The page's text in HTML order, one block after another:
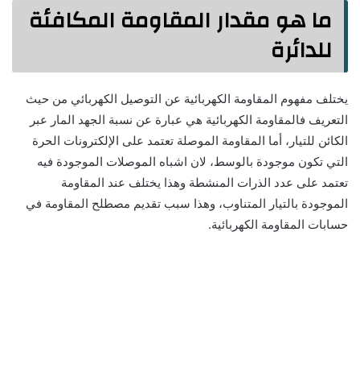
ما هو مقدار المقاومة المكافئة
للدائرة
يختلف مفهوم المقاومة الكهربائية عن التوصيل الكهربائي من حيث
التعريف فالمقاومة الكهربائية هي عبارة عن نسبة الجهد المار عبر
الكائن للتيار، أما المقاومة الموصلة تعتمد على الإلكترونات الحرة
التي تكون موجودة بالوسط، لان اشباه الموصلات الموجودة فيه
تعتمد على عدد الذرات المنشطة وهذا يختلف عند المقاومة
الموجودة بالتيار المتناوب، وهذا سبب تقديم مصطلح المقاومة في
حسابات المقاومة الكهربائية.